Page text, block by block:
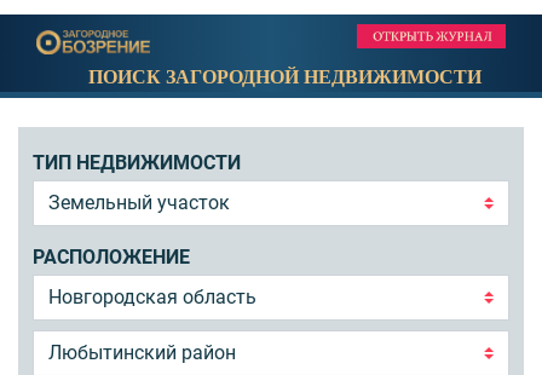
ПОИСК ЗАГОРОДНОЙ НЕДВИЖИМОСТИ
ТИП НЕДВИЖИМОСТИ
РАСПОЛОЖЕНИЕ